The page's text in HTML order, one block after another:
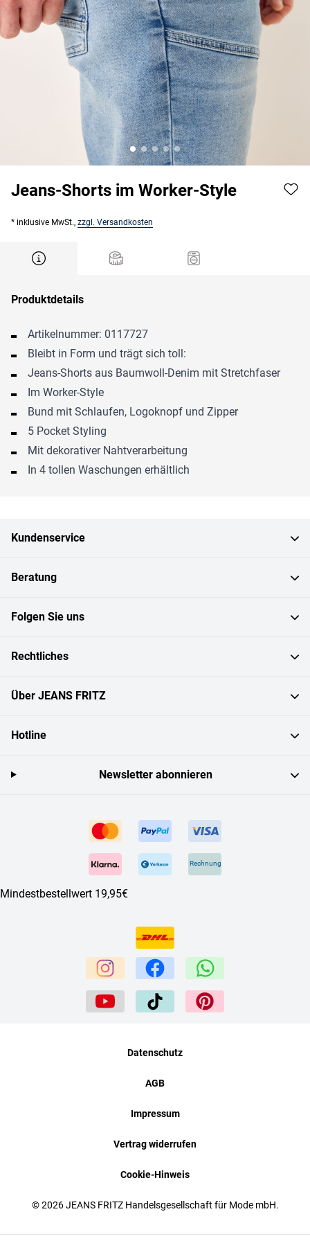
Jeans-Shorts im Worker-Style
* inklusive MwSt., zzgl. Versandkosten
Produktdetails
Artikelnummer: 0117727
Bleibt in Form und trägt sich toll:
Jeans-Shorts aus Baumwoll-Denim mit Stretchfaser
Im Worker-Style
Bund mit Schlaufen, Logoknopf und Zipper
5 Pocket Styling
Mit dekorativer Nahtverarbeitung
In 4 tollen Waschungen erhältlich
Kundenservice
Beratung
Folgen Sie uns
Rechtliches
Über JEANS FRITZ
Hotline
Rechnung
Mindestbestellwert 19,95€
Newsletter abonnieren
© 2026 JEANS FRITZ Handelsgesellschaft für Mode mbH.
Datenschutz
AGB
Impressum
Vertrag widerrufen
Cookie-Hinweis